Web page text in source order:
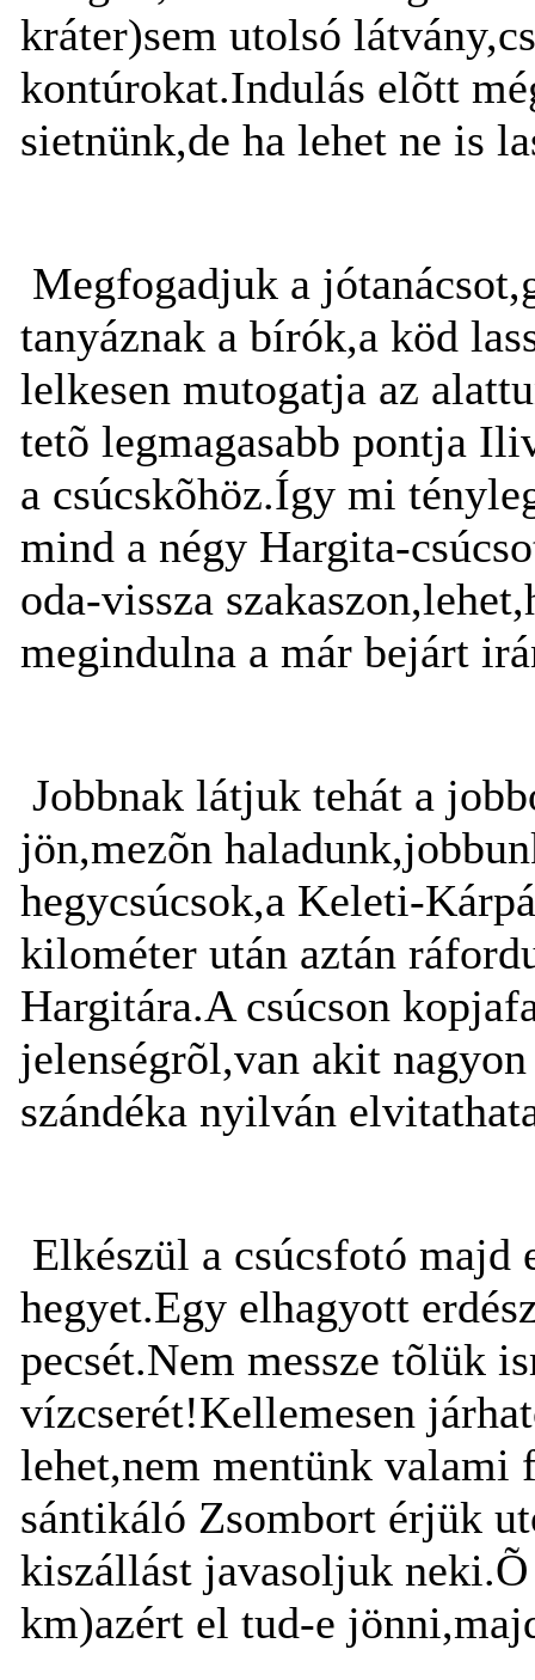
kráter)sem utolsó
kontúrokat.Indulás elõtt
sietnünk,de ha lehet ne is
Megfogadjuk a
tanyáznak a bírók,a köd
lelkesen mutogatja az
tetõ legmagasabb pontja
a csúcskõhöz.Így mi
mind a négy Hargita-
oda-vissza
megindulna a már bejárt
Jobbnak látjuk tehát a
jön,mezõn
hegycsúcsok,a Keleti-
kilométer után aztán
Hargitára.A csúcson
jelenségrõl,van akit
szándéka nyilván
Elkészül a csúcsfotó majd
hegyet.Egy elhagyott
pecsét.Nem messze tõlük
vízcserét!Kellemesen
lehet,nem mentünk valami
sántikáló Zsombort érjük
kiszállást javasoljuk
km)azért el tud-e